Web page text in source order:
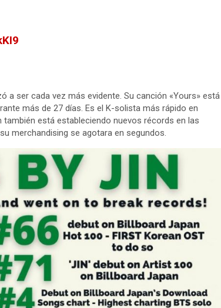
a ser cada vez más evidente. Su canción «Yours» está
más de 27 días. Es el K-solista más rápido en
está estableciendo nuevos récords en las
merchandising se agotara en segundos.